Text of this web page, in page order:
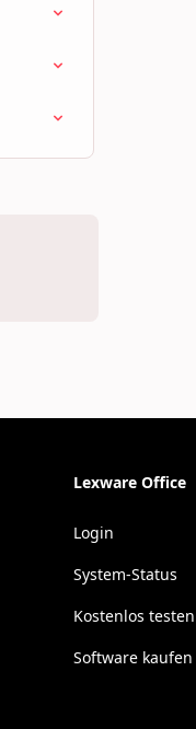
Lexware Office
Login
System-Status
Kostenlos testen
Software kaufen